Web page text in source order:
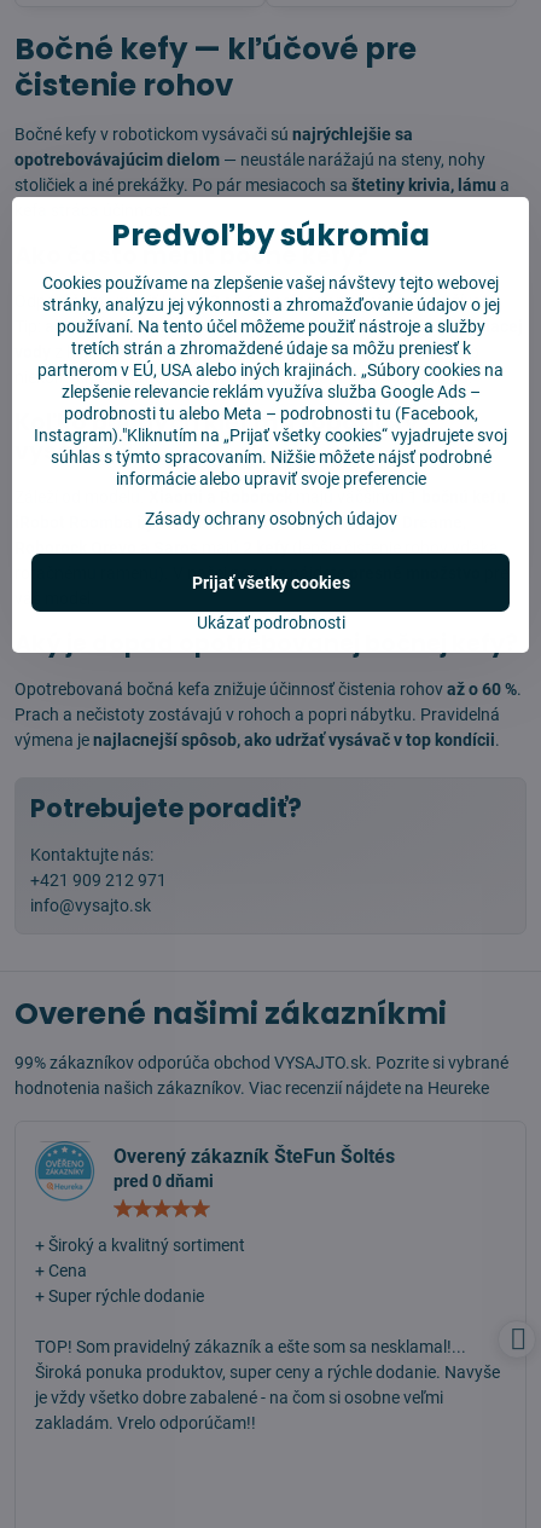
Bočné kefy — kľúčové pre
čistenie rohov
Bočné kefy v robotickom vysávači sú najrýchlejšie sa
opotrebovávajúcim dielom — neustále narážajú na steny, nohy
stoličiek a iné prekážky. Po pár mesiacoch sa štetiny krivia, lámu a
Ako často meniť bočné kefy?
Odporúčame meniť každé3 až 6 mesiacovpri bežnom používaní.
ak sa štetiny rozstrapatia, ponorte ich na pár sekúnd do vriacej
z kanvice — narovnajú sa a kefa získa späť funkčnosť. Po
niekoľkých takýchto cykloch však treba kefu vymeniť za novú.
Koľko bočných kief má robotický
vysávač?
iRobot Roomba i/j sériamá1 kefu, niektoré modely
rotačnému ramenu). V našej ponuke nájdete
Aký je dopad opotrebovanej bočnej kefy?
Opotrebovaná bočná kefa znižuje účinnosť čistenia rohovaž o 60 %.
Prach a nečistoty zostávajú v rohoch a popri nábytku. Pravidelná
výmena jenajlacnejší spôsob, ako udržať vysávač v top kondícii.
Potrebujete poradiť?
Kontaktujte nás:
+421 909 212 971
info@vysajto.sk
Overené našimi zákazníkmi
99% zákazníkov odporúča obchod VYSAJTO.sk. Pozrite si vybrané
hodnotenia našich zákazníkov. Viac recenzií nájdete na Heureke
Overený zákazník ŠteFun Šoltés
pred 0 dňami
+ Široký a kvalitný sortiment
+ Cena
+ Super rýchle dodanie
TOP! Som pravidelný zákazník a ešte som sa nesklamal!...
Široká ponuka produktov, super ceny a rýchle dodanie. Navyše
je vždy všetko dobre zabalené - na čom si osobne veľmi
zakladám. Vrelo odporúčam!!
Predvoľby súkromia
Cookies používame na zlepšenie vašej návštevy tejto webovej
stránky, analýzu jej výkonnosti a zhromažďovanie údajov o jej
používaní. Na tento účel môžeme použiť nástroje a služby
tretích strán a zhromaždené údaje sa môžu preniesť k
partnerom v EÚ, USA alebo iných krajinách. „Súbory cookies na
zlepšenie relevancie reklám využíva služba Google Ads –
podrobnosti tu alebo Meta – podrobnosti tu (Facebook,
Instagram)."Kliknutím na „Prijať všetky cookies“ vyjadrujete svoj
súhlas s týmto spracovaním. Nižšie môžete nájsť podrobné
informácie alebo upraviť svoje preferencie
Zásady ochrany osobných údajov
Ukázať podrobnosti
Prijať všetky cookies